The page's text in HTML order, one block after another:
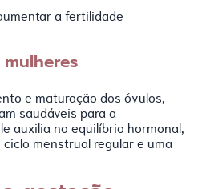
a fertilidade
e maturação dos óvulos,
saudáveis para a
auxilia no equilíbrio hormonal,
menstrual regular e uma